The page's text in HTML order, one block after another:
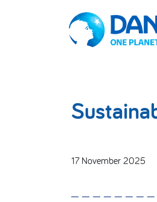
17 November 2025